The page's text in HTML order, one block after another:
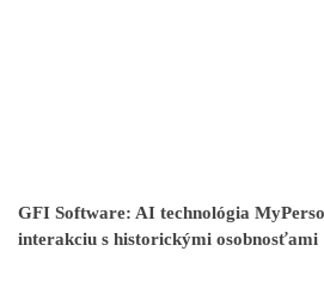
GFI Software: AI technológia
interakciu s historickými osobnosťami